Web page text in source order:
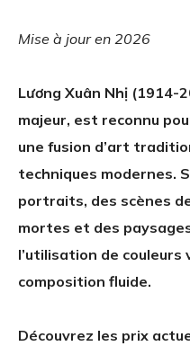
Mise à jour en 2026
Lương Xuân Nhị
majeur, est reconnu
une fusion d’art
techniques modernes.
portraits, des scènes
mortes et des
l’utilisation de
composition fluide.
Découvrez les prix